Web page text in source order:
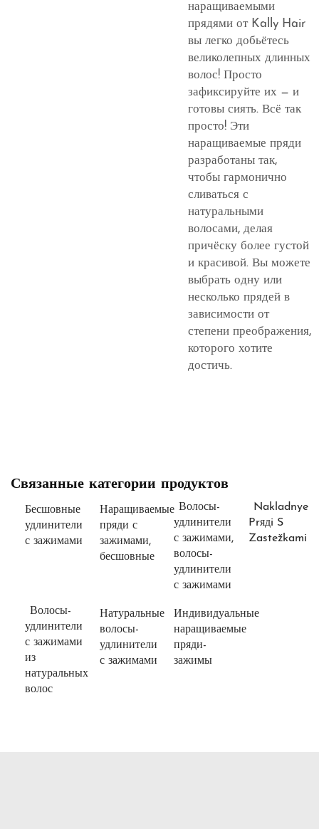
наращиваемыми
прядями от Kally Hair
вы легко добьётесь
великолепных длинных
волос! Просто
зафиксируйте их — и
готовы сиять. Всё так
просто! Эти
наращиваемые пряди
разработаны так,
чтобы гармонично
сливаться с
натуральными
волосами, делая
причёску более густой
и красивой. Вы можете
выбрать одну или
несколько прядей в
зависимости от
степени преображения,
которого хотите
достичь.
Связанные категории продуктов
Бесшовные
удлинители
с зажимами
Наращиваемые
пряди с
зажимами,
бесшовные
Волосы-
удлинители
с зажимами,
волосы-
удлинители
с зажимами
Nakladnye
Prядi S
Zastežkami
Волосы-
удлинители
с зажимами
из
натуральных
волос
Натуральные
волосы-
удлинители
с зажимами
Индивидуальные
наращиваемые
пряди-
зажимы